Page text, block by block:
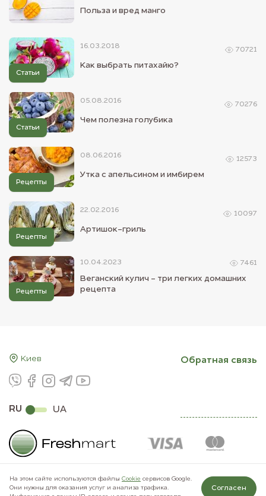
Польза и вред манго
16.03.2018
Статьи
Как выбрать питахайю?
70721
05.08.2016
Статьи
Чем полезна голубика
70276
08.06.2016
Рецепты
Утка с апельсином и имбирем
12573
22.02.2016
Рецепты
Артишок-гриль
10097
10.04.2023
Рецепты
Веганский кулич - три легких домашних
рецепта
7461
Киев
RU UA
Обратная связь
На этом сайте используются файлы Сookie сервисов Google.
Они нужны для оказания услуг и анализа трафика.
Согласен